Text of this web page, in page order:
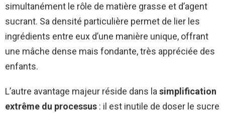
simultanément le rôle de matière grasse et d’agent
sucrant. Sa densité particulière permet de lier les
ingrédients entre eux d’une manière unique, offrant
une mâche dense mais fondante, très appréciée des
enfants.
L’autre avantage majeur réside dans la simplification
extrême du processus : il est inutile de doser le sucre